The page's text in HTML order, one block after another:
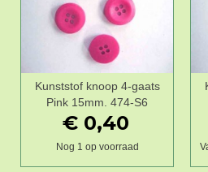
Kunststof knoop 4-gaats
Pink 15mm. 474-S6
€ 0,40
Nog 1 op voorraad